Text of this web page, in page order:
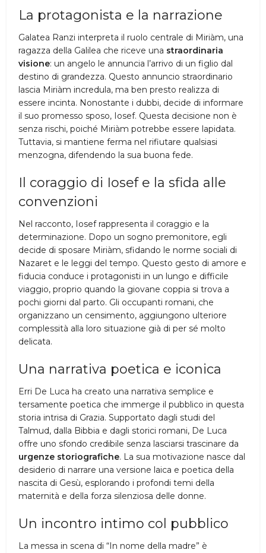
La protagonista e la narrazione
Galatea Ranzi interpreta il ruolo centrale di Miriàm, una
ragazza della Galilea che riceve una straordinaria
visione: un angelo le annuncia l’arrivo di un figlio dal
destino di grandezza. Questo annuncio straordinario
lascia Miriàm incredula, ma ben presto realizza di
essere incinta. Nonostante i dubbi, decide di informare
il suo promesso sposo, Iosef. Questa decisione non è
senza rischi, poiché Miriàm potrebbe essere lapidata.
Tuttavia, si mantiene ferma nel rifiutare qualsiasi
menzogna, difendendo la sua buona fede.
Il coraggio di Iosef e la sfida alle
convenzioni
Nel racconto, Iosef rappresenta il coraggio e la
determinazione. Dopo un sogno premonitore, egli
decide di sposare Miriàm, sfidando le norme sociali di
Nazaret e le leggi del tempo. Questo gesto di amore e
fiducia conduce i protagonisti in un lungo e difficile
viaggio, proprio quando la giovane coppia si trova a
pochi giorni dal parto. Gli occupanti romani, che
organizzano un censimento, aggiungono ulteriore
complessità alla loro situazione già di per sé molto
delicata.
Una narrativa poetica e iconica
Erri De Luca ha creato una narrativa semplice e
tersamente poetica che immerge il pubblico in questa
storia intrisa di Grazia. Supportato dagli studi del
Talmud, dalla Bibbia e dagli storici romani, De Luca
offre uno sfondo credibile senza lasciarsi trascinare da
urgenze storiografiche. La sua motivazione nasce dal
desiderio di narrare una versione laica e poetica della
nascita di Gesù, esplorando i profondi temi della
maternità e della forza silenziosa delle donne.
Un incontro intimo col pubblico
La messa in scena di “In nome della madre” è